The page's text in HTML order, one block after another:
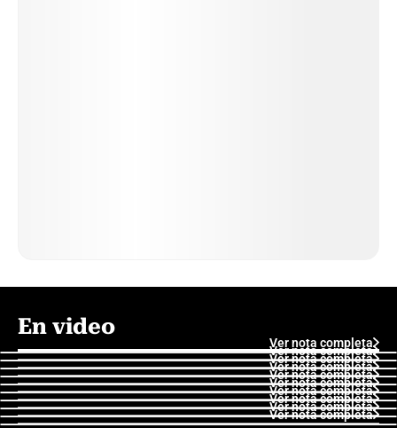
En video
Ver nota completa
Ver nota completa
Ver nota completa
Ver nota completa
Ver nota completa
Ver nota completa
Ver nota completa
Ver nota completa
Ver nota completa
Ver nota completa